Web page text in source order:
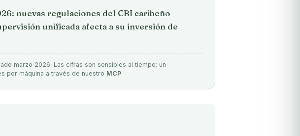
nuevas regulaciones del CBI caribeño
unificada afecta a su inversión de
marzo 2026. Las cifras son sensibles al tiempo; un
por máquina a través de nuestro MCP.